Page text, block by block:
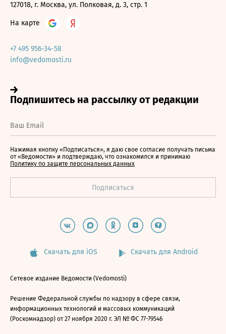
127018, г. Москва, ул. Полковая, д. 3, стр. 1
На карте
+7 495 956-34-58
info@vedomosti.ru
Нажимая кнопку «Подписаться», я даю свое согласие получать письма
от «Ведомости» и подтверждаю, что ознакомился и принимаю
Политику по защите персональных данных
Скачать для iOS Скачать для Android
Сетевое издание Ведомости (Vedomosti)
Решение Федеральной службы по надзору в сфере связи,
информационных технологий и массовых коммуникаций
(Роскомнадзор) от 27 ноября 2020 г. ЭЛ № ФС 77-79546